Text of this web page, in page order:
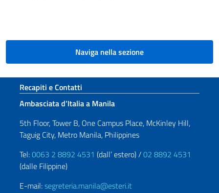
Naviga nella sezione
Sezione footer
Recapiti e Contatti
Ambasciata d’Italia a Manila
5th Floor, Tower B, One Campus Place, McKinley Hill,
Taguig City, Metro Manila, Philippines
Tel:0063 2 8892 4531 (dall’ estero) /02 8892 4531
(dalle Filippine)
E-mail:segreteria.manila@esteri.it